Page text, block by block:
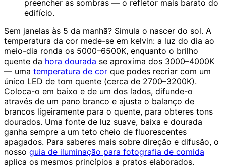
preencher as sombras — o refletor mais barato do
edifício.
Sem janelas às 5 da manhã? Simula o nascer do sol. A
temperatura da cor mede-se em kelvin: a luz do dia ao
meio-dia ronda os 5000–6500K, enquanto o brilho
quente da hora dourada se aproxima dos 3000–4000K
— uma temperatura de cor que podes recriar com um
único LED de tom quente (cerca de 2700–3200K).
Coloca-o em baixo e de um dos lados, difunde-o
através de um pano branco e ajusta o balanço de
brancos ligeiramente para o quente, para obteres tons
dourados. Uma fonte de luz suave, baixa e dourada
ganha sempre a um teto cheio de fluorescentes
apagados. Para saberes mais sobre direção e difusão, o
nosso guia de iluminação para fotografia de comida
aplica os mesmos princípios a pratos elaborados.